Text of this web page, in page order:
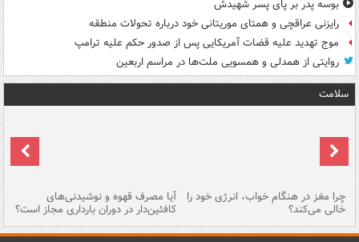
بوسه‌ پدر بر پای پسر شهیدش
رایزنی عراقچی و همتای موریتانی خود درباره تحولات منطقه
موج تهدید علیه قضات آمریکایی پس از صدور حکم علیه ترامپ
روایتی از همدلی و همسویی ملت‌ها در مراسم اربعین
سلامت
چرا مغز در هنگام خواب، انرژی خود را
خالی می‌کند؟
آیا مصرف قهوه و نوشیدنی‌های
کافئین‌دار در دوران بارداری مجاز است؟